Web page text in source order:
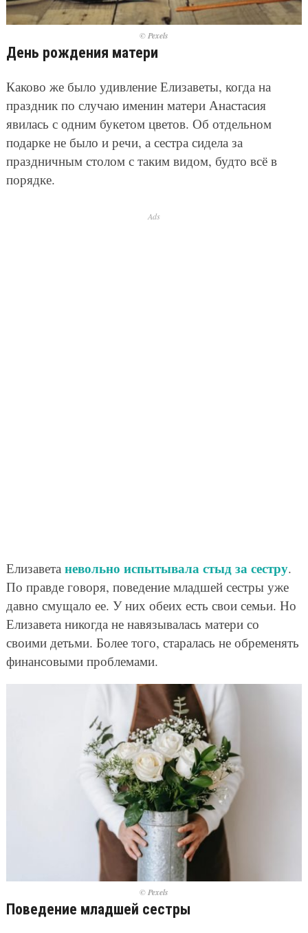
© Pexels
День рождения матери
Каково же было удивление Елизаветы, когда на
праздник по случаю именин матери Анастасия
явилась с одним букетом цветов. Об отдельном
подарке не было и речи, а сестра сидела за
праздничным столом с таким видом, будто всё в
порядке.
Ads
Елизавета невольно испытывала стыд за сестру.
По правде говоря, поведение младшей сестры уже
давно смущало ее. У них обеих есть свои семьи. Но
Елизавета никогда не навязывалась матери со
своими детьми. Более того, старалась не обременять
финансовыми проблемами.
© Pexels
Поведение младшей сестры